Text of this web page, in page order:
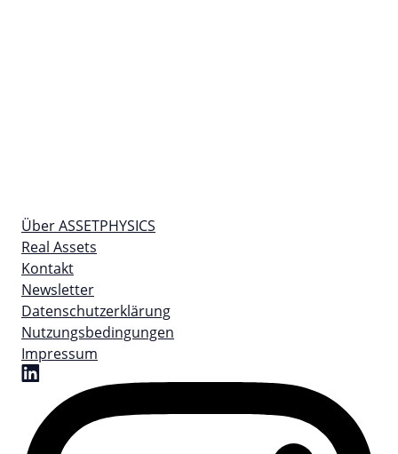
Über ASSETPHYSICS
Real Assets
Kontakt
Newsletter
Datenschutzerklärung
Nutzungsbedingungen
Impressum